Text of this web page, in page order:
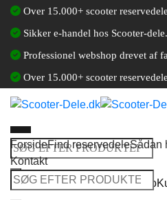
Fortsæt
indhold
Over 15.000+ scooter
Sikker e-handel hos Scooter-
Professionel webshop drevet af
Over 15.000+ scooter
Søg
efter:
Log ind / Opret en kundekonto
ForsideFind reservedeleSådan
Kontakt
Søg
efter: